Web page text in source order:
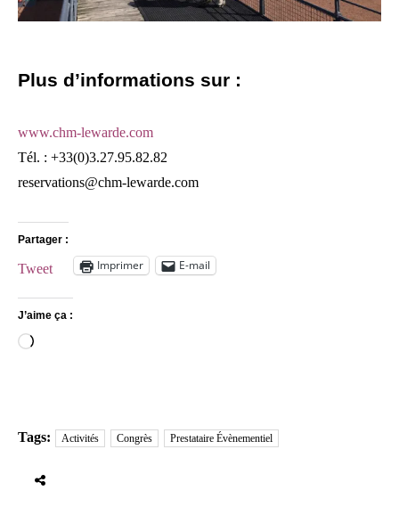
Plus d’informations sur :
www.chm-lewarde.com
Tél. : +33(0)3.27.95.82.82
reservations@chm-lewarde.com
Partager :
Tweet Imprimer E-mail
J’aime ça :
Chargement…
Tags: Activités Congrès Prestataire Évènementiel